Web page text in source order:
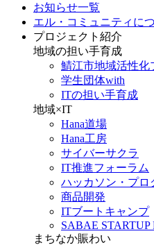
お知らせ一覧
エル・コミュニティに
プロジェクト紹介
地域の担い手育成
鯖江市地域活性化
学生団体with
ITの担い手育成
地域×IT
Hana道場
Hana工房
サイバーサクラ
IT推進フォーラム
ハッカソン・プロ
商品開発
ITブートキャンプ
SABAE STARTUP
まちなか賑わい